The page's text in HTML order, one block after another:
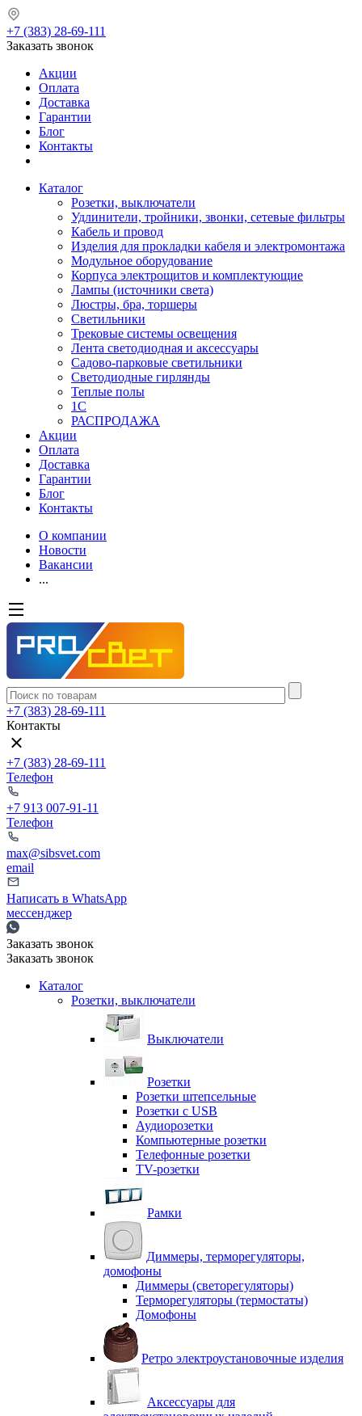
+7 (383) 28-69-111
Заказать звонок
Акции
Оплата
Доставка
Гарантии
Блог
Контакты
Каталог
Розетки, выключатели
Удлинители, тройники, звонки, сетевые фильтры
Кабель и провод
Изделия для прокладки кабеля и электромонтажа
Модульное оборудование
Корпуса электрощитов и комплектующие
Лампы (источники света)
Люстры, бра, торшеры
Светильники
Трековые системы освещения
Лента светодиодная и аксессуары
Садово-парковые светильники
Светодиодные гирлянды
Теплые полы
1С
РАСПРОДАЖА
Акции
Оплата
Доставка
Гарантии
Блог
Контакты
О компании
Новости
Вакансии
...
+7 (383) 28-69-111
Контакты
+7 (383) 28-69-111
Телефон
+7 913 007-91-11
Телефон
max@sibsvet.com
email
Написать в WhatsApp
мессенджер
Заказать звонок
Заказать звонок
Каталог
Розетки, выключатели
Выключатели
Розетки
Розетки штепсельные
Розетки с USB
Аудиорозетки
Компьютерные розетки
Телефонные розетки
TV-розетки
Рамки
Диммеры, терморегуляторы,
домофоны
Диммеры (светорегуляторы)
Терморегуляторы (термостаты)
Домофоны
Ретро электроустановочные изделия
Аксессуары для